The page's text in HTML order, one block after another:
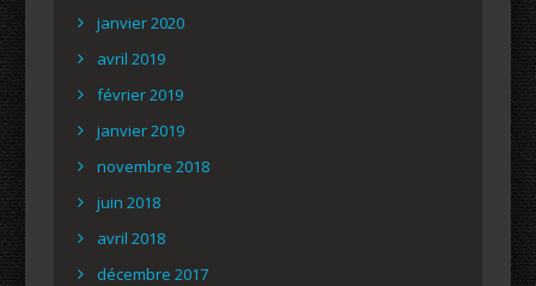
janvier 2020
avril 2019
février 2019
janvier 2019
novembre 2018
juin 2018
avril 2018
décembre 2017